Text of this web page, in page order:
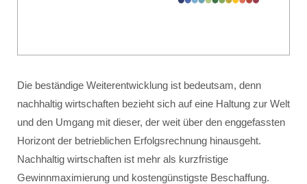
Die beständige Weiterentwicklung ist bedeutsam, denn
nachhaltig wirtschaften bezieht sich auf eine Haltung zur Welt
und den Umgang mit dieser, der weit über den enggefassten
Horizont der betrieblichen Erfolgsrechnung hinausgeht.
Nachhaltig wirtschaften ist mehr als kurzfristige
Gewinnmaximierung und kostengünstigste Beschaffung.